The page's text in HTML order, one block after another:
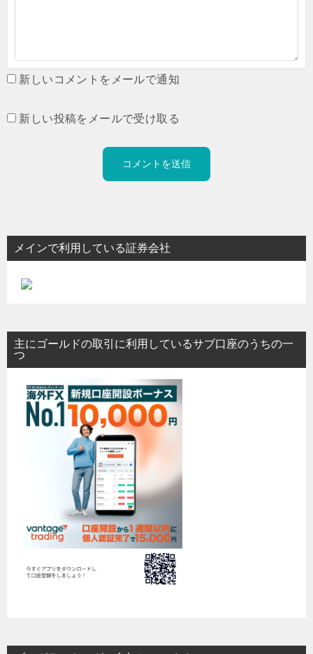
新しいコメントをメールで通知
新しい投稿をメールで受け取る
メインで利用している証券会社
主にゴールドの取引に利用しているサブ口座のうちの一
つ